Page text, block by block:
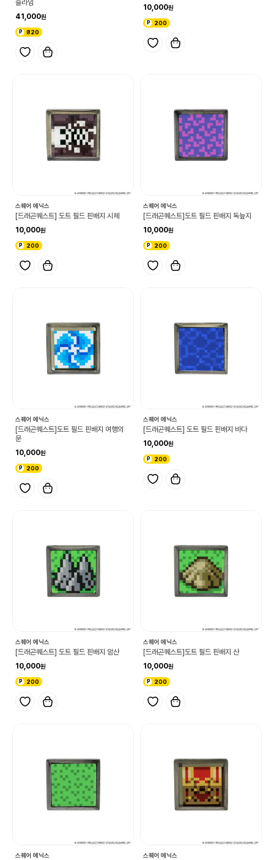
슬라임
41,000
820
10,000
200
스퀘어 에닉스
[드래곤퀘스트] 도트 필드 핀배지 시체
10,000
200
스퀘어 에닉스
[드래곤퀘스트]도트 필드 핀배지 독늪지
10,000
200
스퀘어 에닉스
[드래곤퀘스트]도트 필드 핀배지 여행의
문
10,000
200
스퀘어 에닉스
[드래곤퀘스트] 도트 필드 핀배지 바다
10,000
200
스퀘어 에닉스
[드래곤퀘스트] 도트 필드 핀배지 암산
10,000
200
스퀘어 에닉스
[드래곤퀘스트]도트 필드 핀배지 산
10,000
200
스퀘어 에닉스 스퀘어 에닉스